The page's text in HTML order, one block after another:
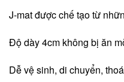
J-mat được chế tạo từ
Độ dày 4cm không bị ăn
Dễ vệ sinh, di chuyển,